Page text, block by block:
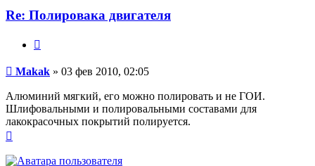
Re: Полировака двигателя
Сообщение
Makak » 03 фев 2010, 02:05
Алюминий мягкий, его можно полировать и не ГОИ.
Шлифовальными и полировальными составами для
лакокрасочных покрытий полируется.
началу